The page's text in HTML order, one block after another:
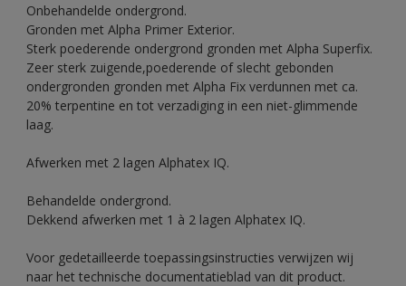
Onbehandelde ondergrond.
Gronden met Alpha Primer Exterior.
Sterk poederende ondergrond gronden met Alpha Superfix.
Zeer sterk zuigende,poederende of slecht gebonden
ondergronden gronden met Alpha Fix verdunnen met ca.
20% terpentine en tot verzadiging in een niet-glimmende
laag.
Afwerken met 2 lagen Alphatex IQ.
Behandelde ondergrond.
Dekkend afwerken met 1 à 2 lagen Alphatex IQ.
Voor gedetailleerde toepassingsinstructies verwijzen wij
naar het technische documentatieblad van dit product.